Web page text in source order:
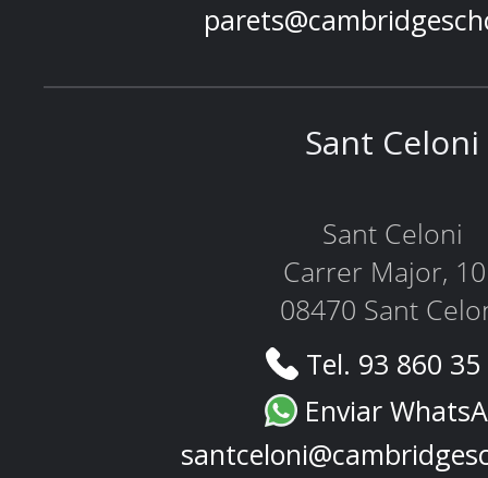
Sant Celoni
Sant Celoni
Carrer Major,
08470 Sant
Tel. 93 860
Enviar